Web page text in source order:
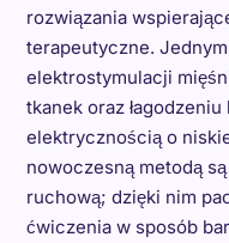
rozwiązania
terapeutyczne.
elektrostymulacji
tkanek oraz
elektrycznością o
nowoczesną metodą
ruchową; dzięki nim
ćwiczenia w sposób